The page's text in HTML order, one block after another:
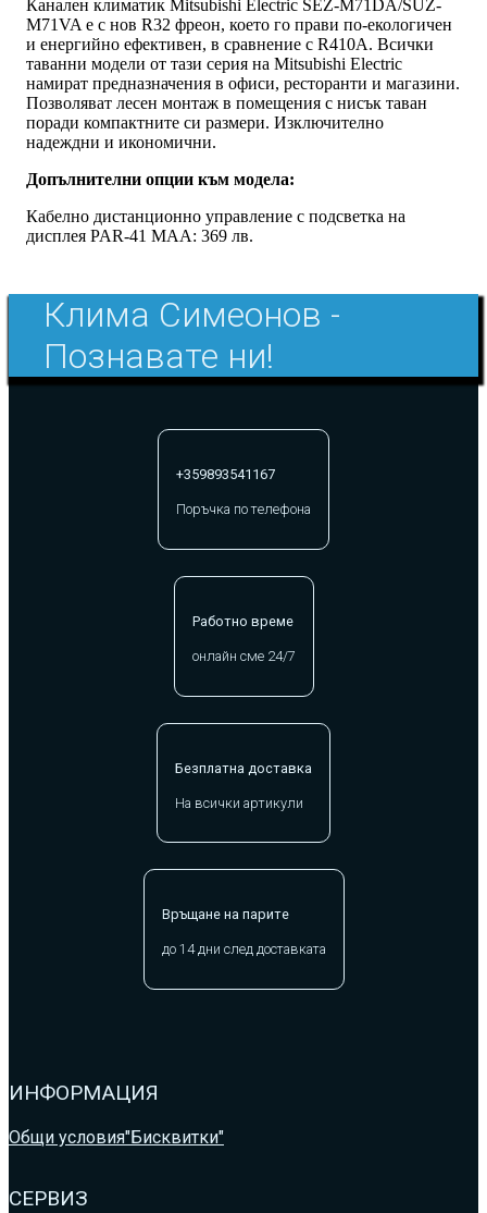
Канален климатик Mitsubishi Electric SEZ-M71DA/SUZ-
M71VA е с нов R32 фреон, което го прави по-екологичен
и енергийно ефeктивен, в сравнение с R410A. Всички
таванни модели от тази серия на Mitsubishi Electric
намират предназначения в офиси, ресторанти и магазини.
Позволяват лесен монтаж в помещения с нисък таван
поради компактните си размери. Изключително
надеждни и икономични.
Допълнителни опции към модела:
Кабелно дистанционно управление с подсветка на
дисплея PAR-41 MAA: 369 лв.
Клима Симеонов -
Познавате ни!
+359893541167
Поръчка по телефона
Работно време
онлайн сме 24/7
Безплатна доставка
На всички артикули
Връщане на парите
до 14 дни след доставката
ИНФОРМАЦИЯ
Общи условия"Бисквитки"
СЕРВИЗ